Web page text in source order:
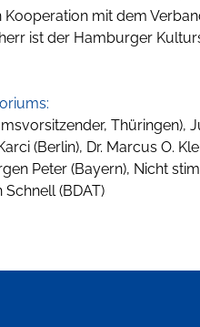
Kooperation mit dem
ist der Hamburger
Thüringen),
(Berlin), Dr. Marcus O.
Peter (Bayern), Nicht
Schnell (BDAT)